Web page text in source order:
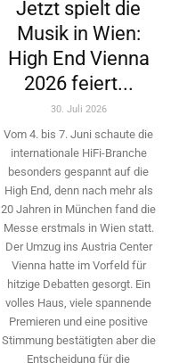
Jetzt spielt die
Musik in Wien:
High End Vienna
2026 feiert...
30. Juli 2026
Vom 4. bis 7. Juni schaute die
internationale HiFi-Branche
besonders gespannt auf die
High End, denn nach mehr als
20 Jahren in München fand die
Messe erstmals in Wien statt.
Der Umzug ins Austria Center
Vienna hatte im Vorfeld für
hitzige Debatten gesorgt. Ein
volles Haus, viele spannende
Premieren und eine positive
Stimmung bestätigten aber die
Entscheidung für die